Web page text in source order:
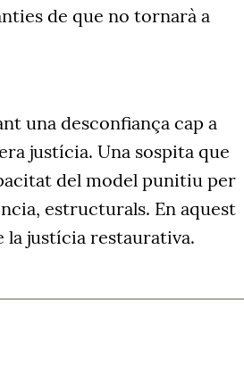
de que no tornarà a
una desconfiança cap a
justícia. Una sospita que
del model punitiu per
estructurals. En aquest
justícia restaurativa.